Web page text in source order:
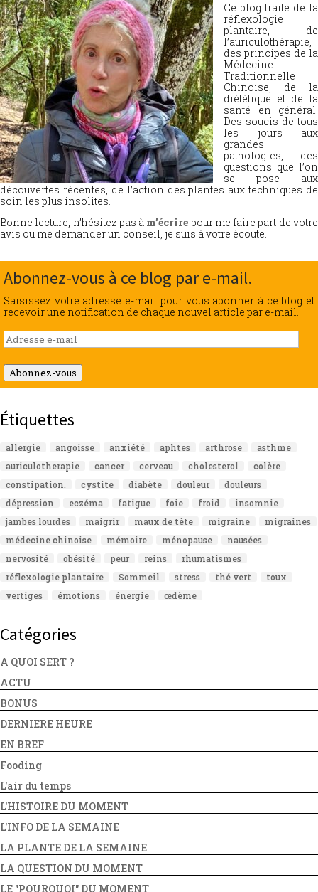
Ce blog traite de la
réflexologie
plantaire, de
l’auriculothérapie,
des principes de la
Médecine
Traditionnelle
Chinoise, de la
diététique et de la
santé en général.
Des soucis de tous
les jours aux
grandes
pathologies, des
questions que l’on
se pose aux
découvertes récentes, de l’action des plantes aux techniques de
soin les plus insolites.
Bonne lecture, n’hésitez pas à m’écrire pour me faire part de votre
avis ou me demander un conseil, je suis à votre écoute.
Abonnez-vous à ce blog par e-mail.
Saisissez votre adresse e-mail pour vous abonner à ce blog et
recevoir une notification de chaque nouvel article par e-mail.
Adresse
e-
mail
Abonnez-vous
Étiquettes
allergie angoisse anxiété aphtes arthrose
asthme
auriculotherapie
cancer cerveau cholesterol
colère
constipation.
cystite diabète douleur
douleurs
dépression
eczéma fatigue foie froid
insomnie
jambes lourdes
maigrir maux de tête migraine
migraines
médecine chinoise
mémoire ménopause
nausées
nervosité
obésité peur reins
rhumatismes
réflexologie plantaire
Sommeil stress thé vert
toux
vertiges
émotions énergie œdème
Catégories
A QUOI SERT ?
ACTU
BONUS
DERNIERE HEURE
EN BREF
Fooding
L'air du temps
L'HISTOIRE DU MOMENT
L'INFO DE LA SEMAINE
LA PLANTE DE LA SEMAINE
LA QUESTION DU MOMENT
LE "POURQUOI" DU MOMENT